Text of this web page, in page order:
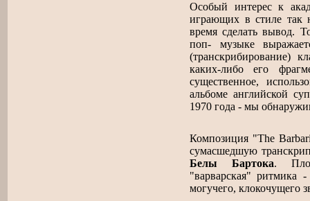
Особый интерес к
играющих в стиле так
время сделать вывод.
поп- музыке
(транскрибирование)
каких-либо его
существенное,
альбоме английской
1970 года - мы
Композиция "The
сумасшедшую
Белы Бартока.
"варварская" ритмика
могучего, клокочущего